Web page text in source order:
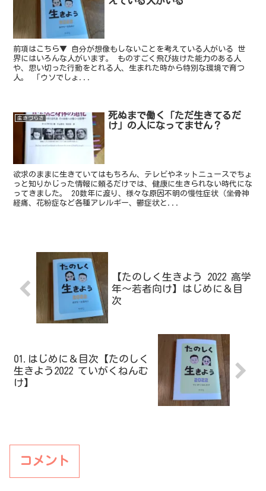
前項はこちら▼ 自分が想像もしないことを考えている人がいる 世
界にはいろんな人がいます。 ものすごく飛び抜けた能力のある人
や、思い切った行動をとれる人、生まれた時から特別な環境で育つ
人。 「ウソでしょ...
生きづらさ
死ぬまで働く「ただ生きてるだ
け」の人になってません？
欲求のままに生きていてはもちろん、テレビやネットニュースでちょ
っと知りかじった情報に頼るだけでは、健康に生きられない時代にな
ってきました。 20数年に渡り、様々な原因不明の慢性症状（坐骨神
経痛、花粉症など各種アレルギー、鬱症状と...
【たのしく生きよう 2022 高学
年～若者向け】はじめに＆目
次
01.はじめに＆目次【たのしく
生きよう2022 ていがくねんむ
け】
コメント